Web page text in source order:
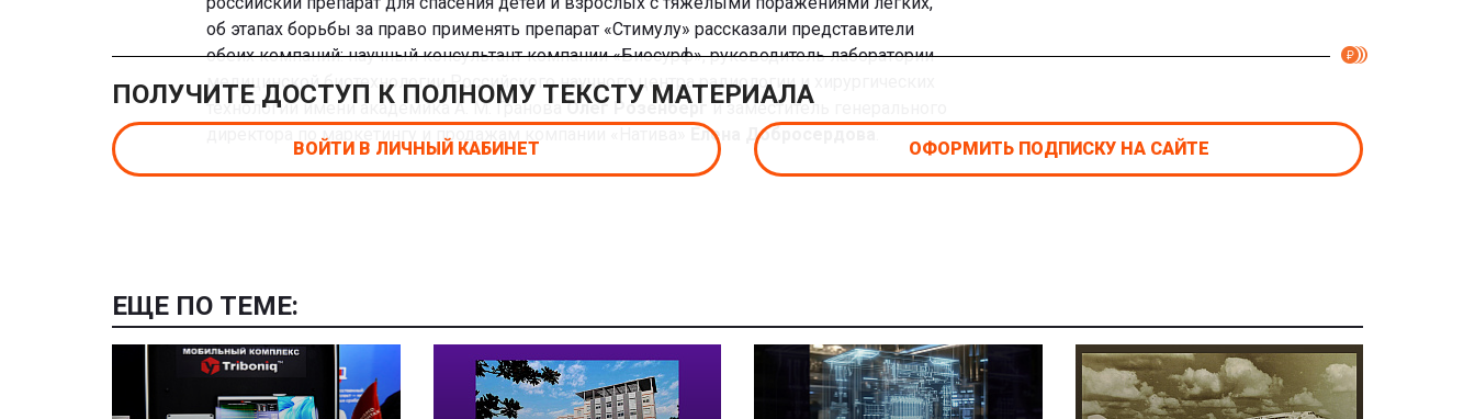
об этапах борьбы за право применять препарат «Стимулу» рассказали представители
обеих компаний: научный консультант компании «Биосурф», руководитель лаборатории
медицинской биотехнологии Российского научного центра радиологии и хирургических
технологий имени академика А. М. ГрановаОлег Розенберг и заместитель генерального
директора по маркетингу и продажам компании «Натива»
Елена Добросердова
ПОЛУЧИТЕ ДОСТУП К ПОЛНОМУ ТЕКСТУ МАТЕРИАЛА
ВОЙТИ В ЛИЧНЫЙ КАБИНЕТ ОФОРМИТЬ ПОДПИСКУ НА САЙТЕ
ЕЩЕ ПО ТЕМЕ: